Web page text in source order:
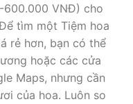
VNĐ) cho
tìm một Tiệm hoa
rẻ hơn, bạn có thể
hoặc các cửa
Maps, nhưng cần
của hoa. Luôn so